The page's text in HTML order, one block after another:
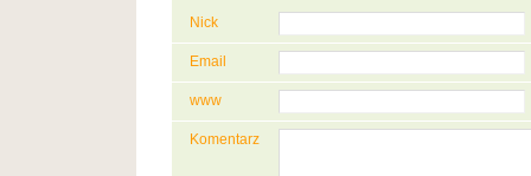
Nick
Email
www
Komentarz